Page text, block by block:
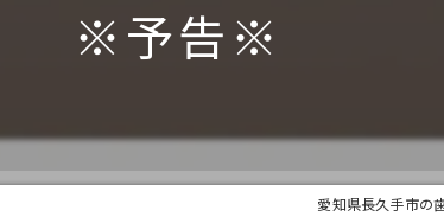
プラント)※予告※
愛知県長久手市の